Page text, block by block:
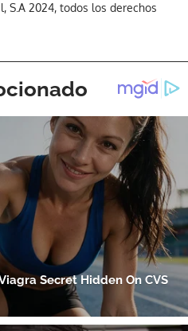
S.A 2024, todos los derechos